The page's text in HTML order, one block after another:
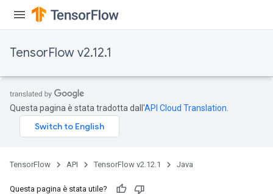
TensorFlow v2.12.1
Questa pagina è stata tradotta dall'API Cloud Translation
TensorFlow API TensorFlow v2.12.1 Java
Questa pagina è stata utile?